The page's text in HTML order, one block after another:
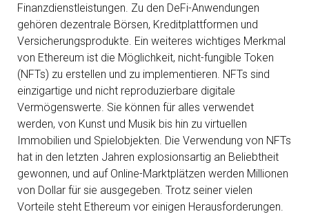
Finanzdienstleistungen. Zu den DeFi-Anwendungen
gehören dezentrale Börsen, Kreditplattformen und
Versicherungsprodukte. Ein weiteres wichtiges Merkmal
von Ethereum ist die Möglichkeit, nicht-fungible Token
(NFTs) zu erstellen und zu implementieren. NFTs sind
einzigartige und nicht reproduzierbare digitale
Vermögenswerte. Sie können für alles verwendet
werden, von Kunst und Musik bis hin zu virtuellen
Immobilien und Spielobjekten. Die Verwendung von NFTs
hat in den letzten Jahren explosionsartig an Beliebtheit
gewonnen, und auf Online-Marktplätzen werden Millionen
von Dollar für sie ausgegeben. Trotz seiner vielen
Vorteile steht Ethereum vor einigen Herausforderungen.